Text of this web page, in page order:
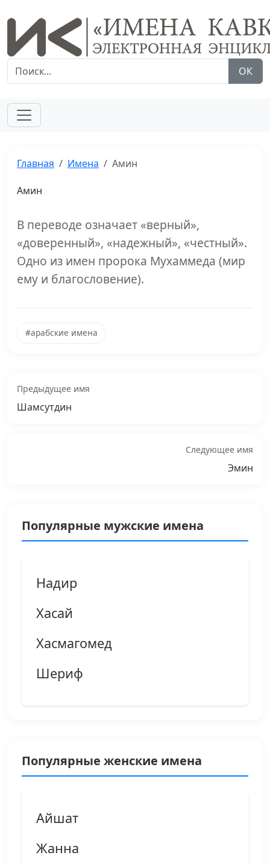
ОК
Главная Имена Амин
Амин
В переводе означает «верный»,
«доверенный», «надежный», «честный».
Одно из имен пророка Мухаммеда (мир
ему и благословение).
#арабские имена
Предыдущее имя
Шамсутдин
Следующее имя
Эмин
Популярные мужские имена
Надир
Хасай
Хасмагомед
Шериф
Популярные женские имена
Айшат
Жанна